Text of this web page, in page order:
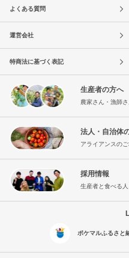
よくある質問
運営会社
特商法に基づく表記
生産者の方へ
農家さん・漁師
法人・自治体
アライアンスの
採用情報
生産者と食べる
ポケマルふるさと